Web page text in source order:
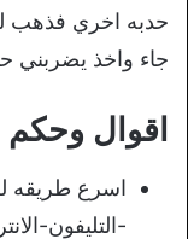
حدبه اخري فذهب
جاء واخذ يضربني
اقوال
اسرع طريقه
-التليفون-